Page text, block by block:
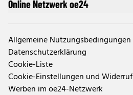
Online Netzwerk oe24
Allgemeine Nutzungsbedingungen
Datenschutzerklärung
Cookie-Liste
Cookie-Einstellungen und Widerruf
Werben im oe24-Netzwerk